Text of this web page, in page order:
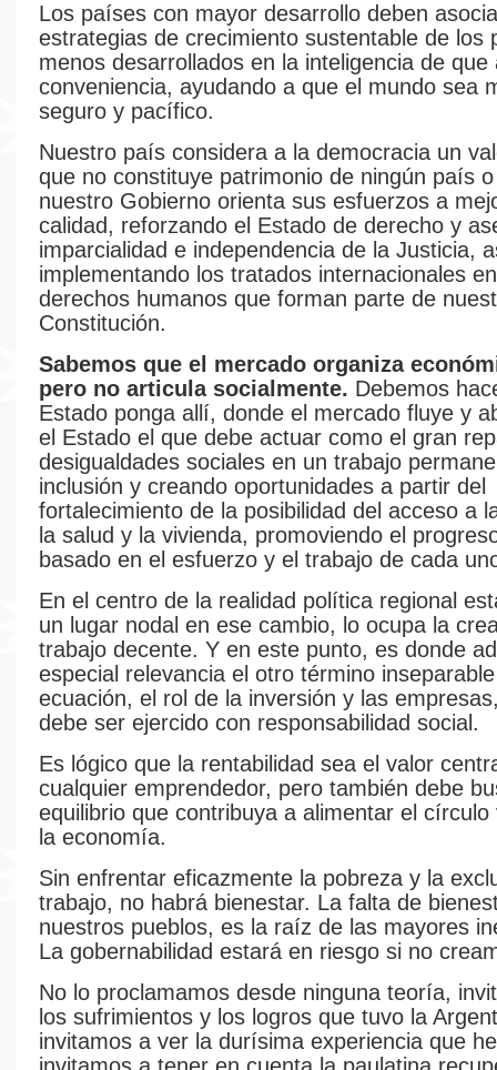
Los países con mayor desarrollo deben
estrategias de crecimiento sustentable de los
menos desarrollados en la inteligencia de
conveniencia, ayudando a que el mundo sea
seguro y pacífico.
Nuestro país considera a la democracia un
que no constituye patrimonio de ningún país
nuestro Gobierno orienta sus esfuerzos a
calidad, reforzando el Estado de derecho y
imparcialidad e independencia de la Justicia,
implementando los tratados internacionales
derechos humanos que forman parte de
Constitución.
Sabemos que el mercado organiza
pero no articula socialmente. Debemos
Estado ponga allí, donde el mercado fluye y
el Estado el que debe actuar como el gran
desigualdades sociales en un trabajo
inclusión y creando oportunidades a partir del
fortalecimiento de la posibilidad del acceso a
la salud y la vivienda, promoviendo el
basado en el esfuerzo y el trabajo de cada
En el centro de la realidad política regional
un lugar nodal en ese cambio, lo ocupa la
trabajo decente. Y en este punto, es donde
especial relevancia el otro término
ecuación, el rol de la inversión y las
debe ser ejercido con responsabilidad social.
Es lógico que la rentabilidad sea el valor
cualquier emprendedor, pero también debe
equilibrio que contribuya a alimentar el círculo
la economía.
Sin enfrentar eficazmente la pobreza y la
trabajo, no habrá bienestar. La falta de
nuestros pueblos, es la raíz de las mayores
La gobernabilidad estará en riesgo si no
No lo proclamamos desde ninguna teoría,
los sufrimientos y los logros que tuvo la
invitamos a ver la durísima experiencia que